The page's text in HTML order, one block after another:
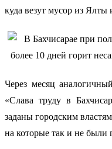
куда везут мусор из Ялты
Через месяц
«Слава труду в
заданы городским
на которые так и не были